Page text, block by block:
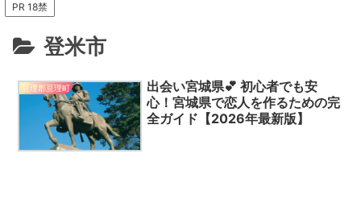
PR 18禁
登米市
亘理郡亘理町
出会い宮城県💕 初心者でも安
心！宮城県で恋人を作るための完
全ガイド【2026年最新版】